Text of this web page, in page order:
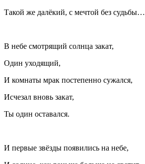
Такой же далёкий, с мечтой без судьбы…
В небе смотрящий солнца закат,
Один уходящий,
И комнаты мрак постепенно сужался,
Исчезал вновь закат,
Ты один оставался.
И первые звёзды появились на небе,